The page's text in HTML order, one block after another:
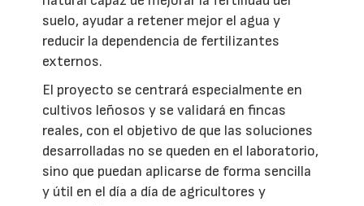
suelo, ayudar a retener mejor el agua y
reducir la dependencia de fertilizantes
externos.
El proyecto se centrará especialmente en
cultivos leñosos y se validará en fincas
reales, con el objetivo de que las soluciones
desarrolladas no se queden en el laboratorio,
sino que puedan aplicarse de forma sencilla
y útil en el día a día de agricultores y